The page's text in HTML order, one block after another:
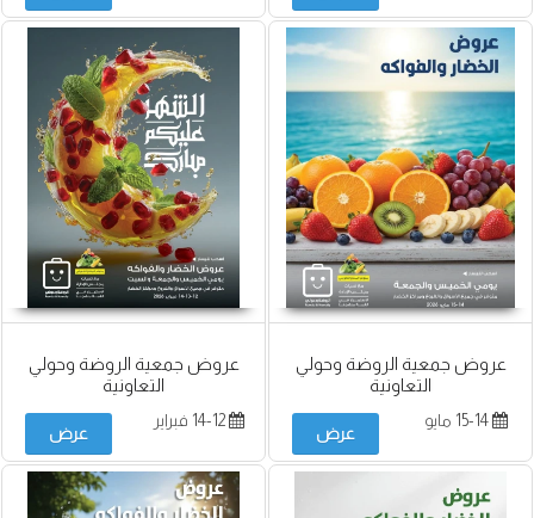
عروض جمعية الروضة وحولي
التعاونية
عرض
عروض جمعية الروضة وحولي
التعاونية
عرض